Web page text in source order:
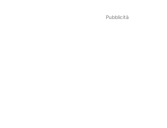
Pubblicità